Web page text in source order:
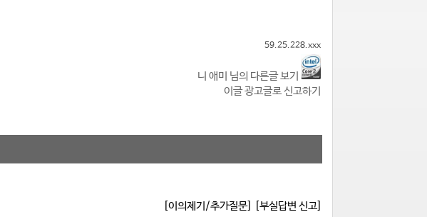
59.25.228.xxx
니 애미 님의 다른글 보기
이글 광고글로 신고하기
[이의제기/추가질문] [부실답변 신고]